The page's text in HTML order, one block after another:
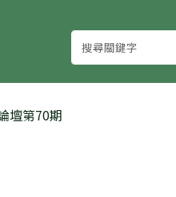
壇第70期